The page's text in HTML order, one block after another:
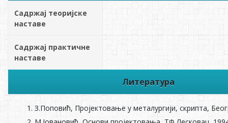
Садржај теоријске
наставе
Садржај практичне
наставе
Литература
З.Поповић, Пројектовање у металургији, скрипта,